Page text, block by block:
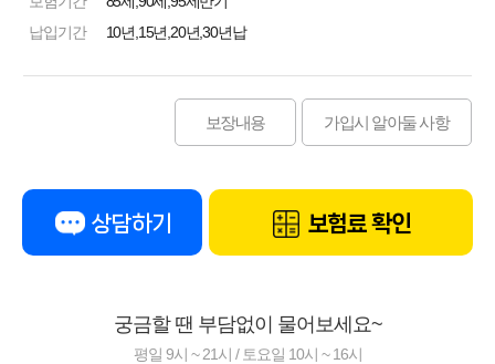
납입기간
10년,15년,20년,30년납
보장내용 가입시 알아둘 사항
상담하기 보험료 확인
궁금할 땐 부담없이 물어보세요~
평일 9시 ~ 21시 / 토요일 10시 ~ 16시